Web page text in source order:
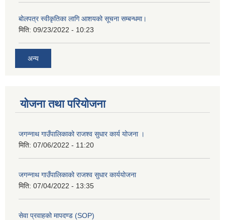
बोलपत्र स्वीकृतिका लागि आशयको सूचना सम्बन्धमा।
मिति: 09/23/2022 - 10:23
अन्य
योजना तथा परियोजना
जगन्नाथ गाउँपालिकाको राजश्व सुधार कार्य योजना ।
मिति: 07/06/2022 - 11:20
जगन्नाथ गाउँपालिकाको राजश्व सुधार कार्ययोजना
मिति: 07/04/2022 - 13:35
सेवा प्रवाहको मापदण्ड (SOP)